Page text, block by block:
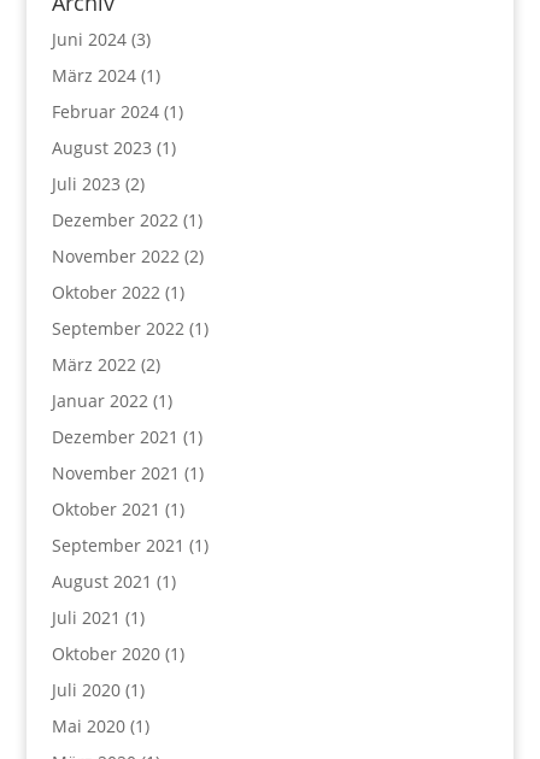
Juni 2024(3)
März 2024(1)
Februar 2024(1)
August 2023 (1)
Juli 2023 (2)
Dezember 2022(1)
November 2022(2)
Oktober 2022(1)
September 2022(1)
März 2022(2)
Januar 2022(1)
Dezember 2021 (1)
November 2021 (1)
Oktober 2021 (1)
September 2021 (1)
August 2021 (1)
Juli 2021 (1)
Oktober 2020(1)
Juli 2020(1)
Mai 2020(1)